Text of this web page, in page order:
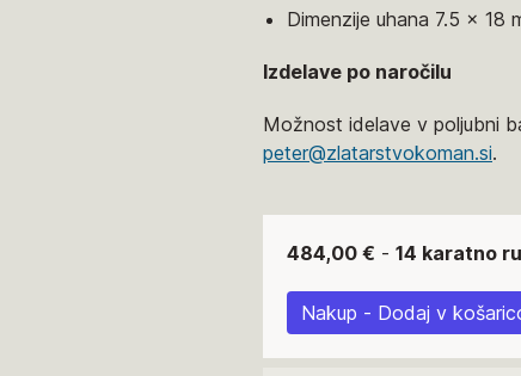
Dimenzije uhana 7.5 x 18
Izdelave po naročilu
Možnost idelave v poljubni
peter@zlatarstvokoman.si.
484,00 € - 14 karatno
Nakup - Dodaj v